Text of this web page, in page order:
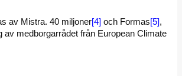
av Mistra. 40 miljoner[4] och Formas[5],
av medborgarrådet från European Climate